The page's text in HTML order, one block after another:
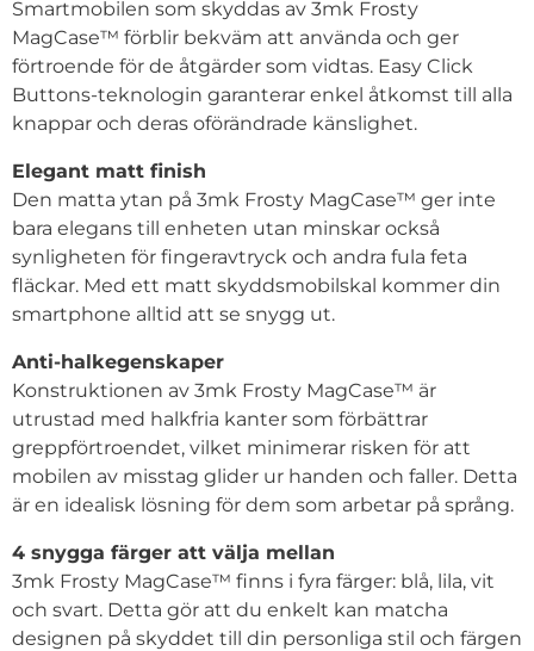
Smartmobilen som skyddas av 3mk Frosty
MagCase™ förblir bekväm att använda och ger
förtroende för de åtgärder som vidtas. Easy Click
Buttons-teknologin garanterar enkel åtkomst till alla
knappar och deras oförändrade känslighet.
Elegant matt finish
Den matta ytan på 3mk Frosty MagCase™ ger inte
bara elegans till enheten utan minskar också
synligheten för fingeravtryck och andra fula feta
fläckar. Med ett matt skyddsmobilskal kommer din
smartphone alltid att se snygg ut.
Anti-halkegenskaper
Konstruktionen av 3mk Frosty MagCase™ är
utrustad med halkfria kanter som förbättrar
greppförtroendet, vilket minimerar risken för att
mobilen av misstag glider ur handen och faller. Detta
är en idealisk lösning för dem som arbetar på språng.
4 snygga färger att välja mellan
3mk Frosty MagCase™ finns i fyra färger: blå, lila, vit
och svart. Detta gör att du enkelt kan matcha
designen på skyddet till din personliga stil och färgen